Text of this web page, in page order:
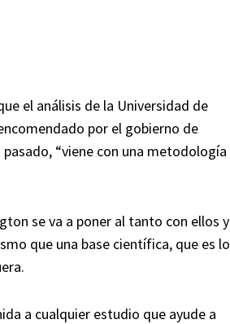
el análisis de la Universidad de
por el gobierno de
“viene con una metodología
se va a poner al tanto con ellos y
que una base científica, que es lo
a cualquier estudio que ayude a